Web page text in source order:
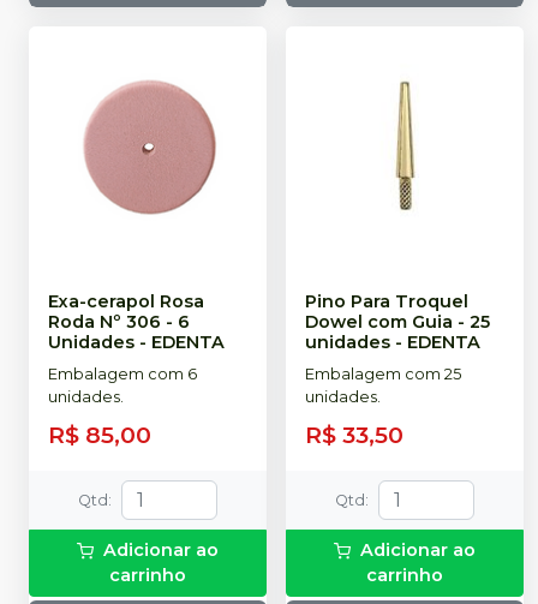
Exa-cerapol Rosa
Roda Nº 306 - 6
Unidades - EDENTA
Embalagem com 6
unidades.
R$ 85,00
Qtd :
Adicionar ao
carrinho
Pino Para Troquel
Dowel com Guia - 25
unidades - EDENTA
Embalagem com 25
unidades.
R$ 33,50
Qtd :
Adicionar ao
carrinho